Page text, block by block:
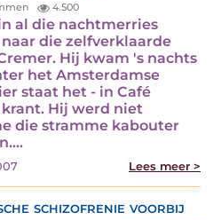
4.500
al die nachtmerries
die zelfverklaarde
Hij kwam 's nachts
het Amsterdamse
staat het - in Café
Hij werd niet
die stramme kabouter
Lees meer >
schizofrenie voorbij